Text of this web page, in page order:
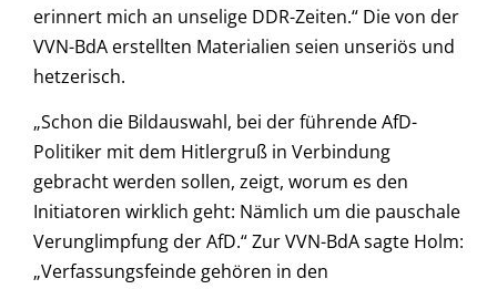
erinnert mich an unselige DDR-Zeiten.“ Die von der
VVN-BdA erstellten Materialien seien unseriös und
hetzerisch.
„Schon die Bildauswahl, bei der führende AfD-
Politiker mit dem Hitlergruß in Verbindung
gebracht werden sollen, zeigt, worum es den
Initiatoren wirklich geht: Nämlich um die pauschale
Verunglimpfung der AfD.“ Zur VVN-BdA sagte Holm:
„Verfassungsfeinde gehören in den